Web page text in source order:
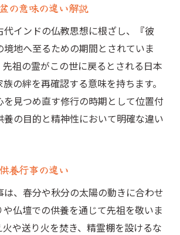
の意味の違い解説
代インドの仏教思想に根ざし、『彼
境地へ至るための期間とされていま
祖の霊がこの世に戻るとされる日本
の絆を再確認する意味を持ちます。
を見つめ直す修行の時期として位置付
養の目的と精神性において明確な違い
養行事の違い
は、春分や秋分の太陽の動きに合わせ
仏壇での供養を通じて先祖を敬いま
や送り火を焚き、精霊棚を設けるな